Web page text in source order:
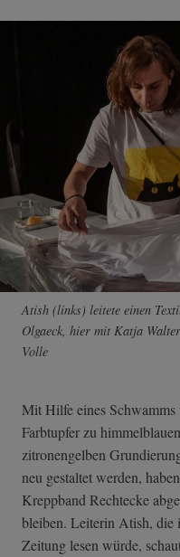
Atish (links) leitete einen
Olgaeck, hier mit Katja
Volle
Mit Hilfe eines
Farbtupfer zu
zitronengelben
neu gestaltet werden,
Kreppband Rechtecke
bleiben. Leiterin Atish, die
Zeitung lesen würde,